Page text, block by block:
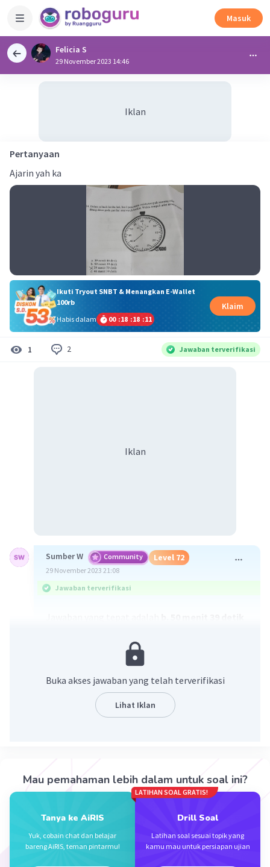
Masuk
Felicia S
29 November 2023 14:46
Iklan
Pertanyaan
Ajarin yah ka
Ikuti Tryout SNBT & Menangkan E-Wallet
100rb
Habis dalam
00 :18 :18 :10
Klaim
1 2 Jawaban terverifikasi
Iklan
Sumber W Community Level 72
29 November 2023 21:08
Jawaban terverifikasi
Hasil Pengukuran = Skala Menit + Skala detik
= 50 Menit + 39 detik
= 50 menit 39 detik
0.0(0) Balas
30 November 2023 12:22
Hasil pengukuran= skala menit(jarum kecil) +
skala detik(jarum besar)
Maka jawabannya b. 50 menit 39 detik
Buka akses jawaban yang telah terverifikasi
Lihat Iklan
Mau pemahaman lebih dalam untuk soal ini?
Tanya ke AiRIS
Yuk, cobain chat dan belajar
bareng AiRIS, teman pintarmu!
LATIHAN SOAL GRATIS!
Drill Soal
Latihan soal sesuai topik yang
kamu mau untuk persiapan ujian